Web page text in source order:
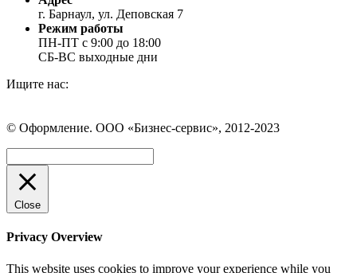
г. Барнаул, ул. Деповская 7
Режим работы
ПН-ПТ с 9:00 до 18:00
СБ-ВС выходные дни
Ищите нас:
Вконтакте
открывается
в
новом
окне
WhatsApp
открывается
в
новом
окне
Telegram
открывается
в
новом
окне
© Оформление. ООО «Бизнес-сервис», 2012-2023
Close
Privacy Overview
This website uses cookies to improve your experience while you